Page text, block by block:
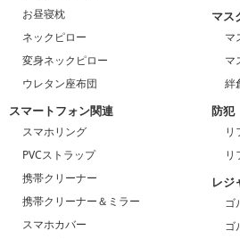
お昼寝枕
ネックピロー
変身ネックピロー
ウレタン座布団
スマートフォン関連
スマホリング
PVCストラップ
携帯クリーナー
携帯クリーナー＆ミラー
スマホカバー
マス
マ
マ
絆
防犯
リ
リ
レジ
ゴ
ゴ